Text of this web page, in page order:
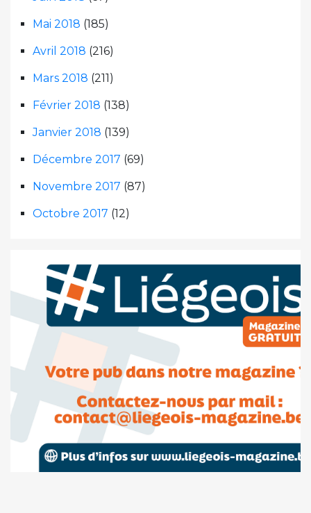
Mai 2018 (185)
Avril 2018 (216)
Mars 2018 (211)
Février 2018 (138)
Janvier 2018 (139)
Décembre 2017 (69)
Novembre 2017 (87)
Octobre 2017 (12)